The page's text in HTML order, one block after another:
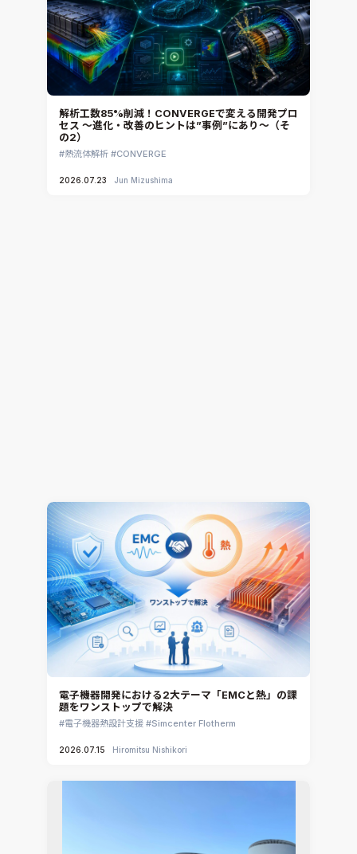
解析工数85%削減！CONVERGEで変える開発プロ
セス ～進化・改善のヒントは”事例”にあり～（そ
の2）
熱流体解析 CONVERGE
2026.07.23 Jun Mizushima
電子機器開発における2大テーマ「EMCと熱」の課
題をワンストップで解決
電子機器熱設計支援 Simcenter Flotherm
2026.07.15 Hiromitsu Nishikori